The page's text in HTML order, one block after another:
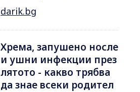
darik.bg
Хрема, запушено носле
и ушни инфекции през
лятотo - какво трябва
да знае всеки родител